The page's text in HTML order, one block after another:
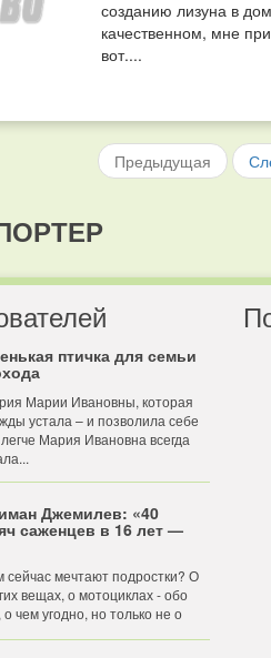
созданию лизуна в
качественном, мне
вот....
Предыдущая
птичка для семьи
Марии Ивановны, которая
устала – и позволила себе
Мария Ивановна всегда
Джемилев: «40
саженцев в 16 лет —
сейчас мечтают подростки? О
вещах, о мотоциклах - обо
о чем угодно, но только не о